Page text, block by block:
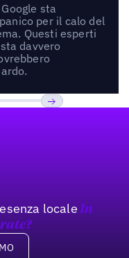
sta
per il calo del
Questi esperti
davvero
locale In